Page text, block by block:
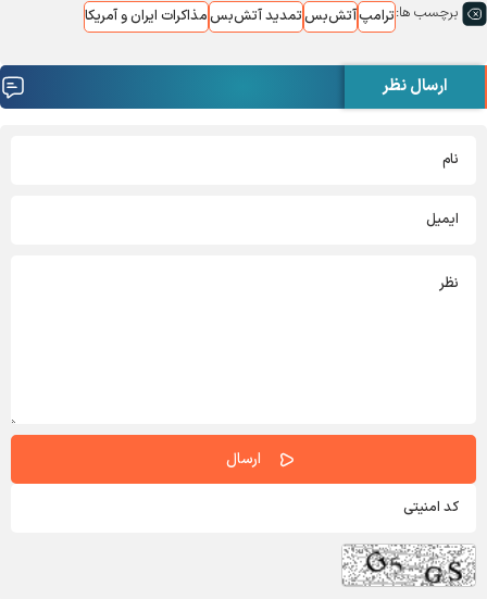
برچسب ها:ترامپآتش‌بستمدید آتش‌بسمذاکرات ایران و آمریکا
ارسال نظر